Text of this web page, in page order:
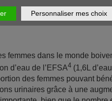
des cystites de 48%
(min. 3 dans les 12
femmes dans le monde
d’eau de l’EFSA4 (1,6L
des femmes pouvant
urinaires grâce à une
Personnaliser mes choix